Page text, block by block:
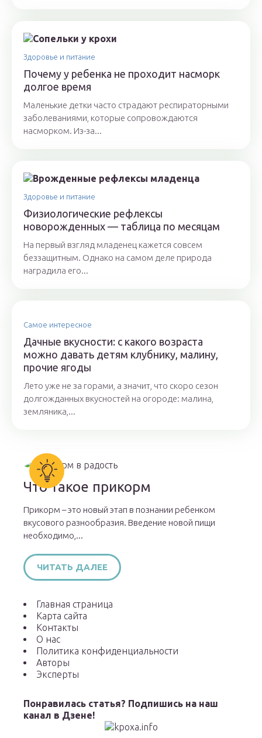
Здоровье и питание
Почему у ребенка не проходит насморк
долгое время
Маленькие детки часто страдают респираторными
заболеваниями, которые сопровождаются
насморком. Из-за...
Здоровье и питание
Физиологические рефлексы
новорожденных — таблица по месяцам
На первый взгляд младенец кажется совсем
беззащитным. Однако на самом деле природа
наградила его...
Самое интересное
Дачные вкусности: с какого возраста
можно давать детям клубнику, малину,
прочие ягоды
Лето уже не за горами, а значит, что скоро сезон
долгожданных вкусностей на огороде: малина,
земляника,...
Что такое прикорм
Прикорм – это новый этап в познании ребенком
вкусового разнообразия. Введение новой пищи
необходимо,...
ЧИТАТЬ ДАЛЕЕ
Главная страница
Карта сайта
Контакты
О нас
Политика конфиденциальности
Авторы
Эксперты
Понравилась статья? Подпишись на наш
канал в Дзене!